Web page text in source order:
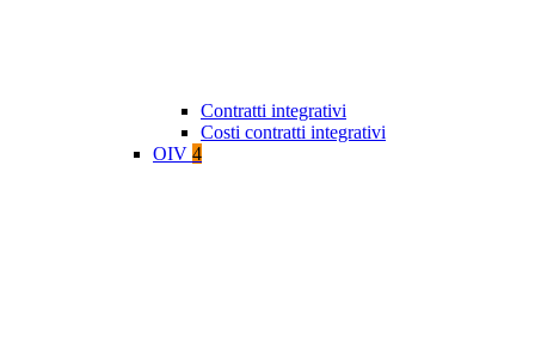
Contratti integrativi
Costi contratti integrativi
OIV 4